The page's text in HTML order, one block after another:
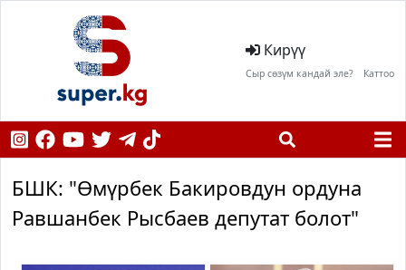
Кирүү
Сыр сөзүм кандай эле? Каттоо
БШК: "Өмүрбек Бакировдун ордуна
Равшанбек Рысбаев депутат болот"